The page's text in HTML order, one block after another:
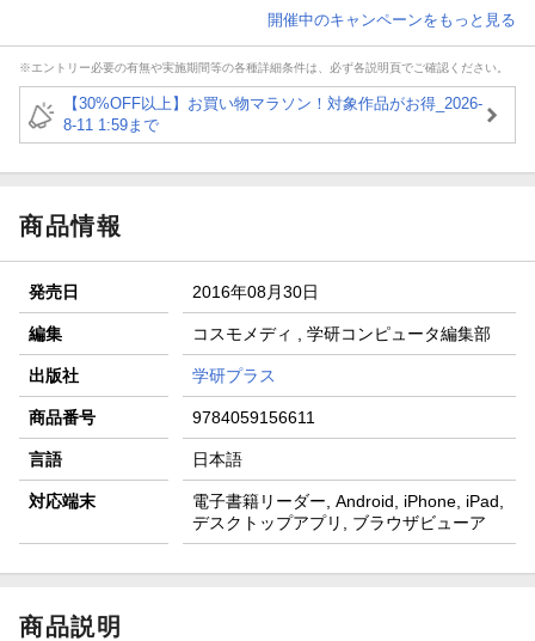
開催中のキャンペーンをもっと見る
※エントリー必要の有無や実施期間等の各種詳細条件は、必ず各説明頁でご確認ください。
【30%OFF以上】お買い物マラソン！対象作品がお得_2026-
8-11 1:59まで
商品情報
発売日 2016年08月30日
編集 コスモメディ , 学研コンピュータ編集部
出版社 学研プラス
商品番号 9784059156611
言語 日本語
対応端末
電子書籍リーダー, Android, iPhone, iPad,
デスクトップアプリ, ブラウザビューア
商品説明